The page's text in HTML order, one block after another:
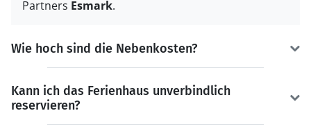
Partners Esmark.
Wie hoch sind die Nebenkosten?
Kann ich das Ferienhaus unverbindlich
reservieren?